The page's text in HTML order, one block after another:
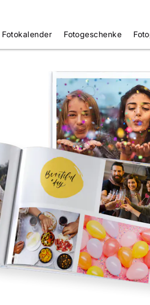
Fotokalender Fotogeschenke